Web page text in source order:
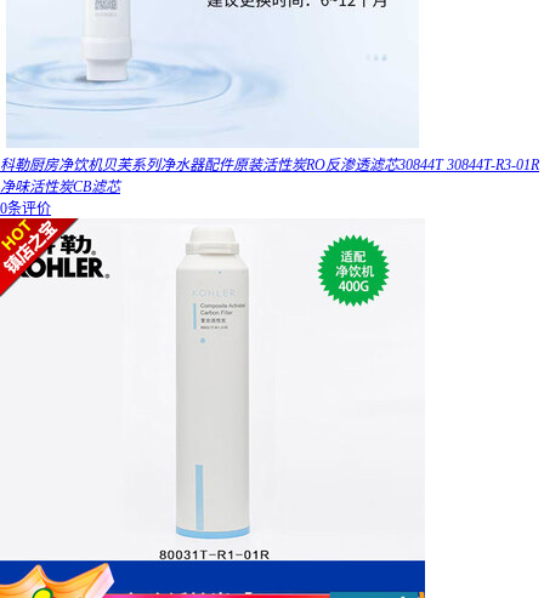
科勒厨房净饮机贝芙系列净水器配件原装活性炭RO反渗透滤芯30844T 30844T-R3-01R
净味活性炭CB滤芯
0条评价